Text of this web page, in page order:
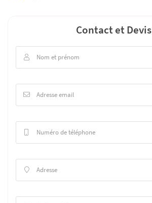
Contact et Devis
 Nom et prénom
 Adresse email
Numéro de téléphone
 Adresse